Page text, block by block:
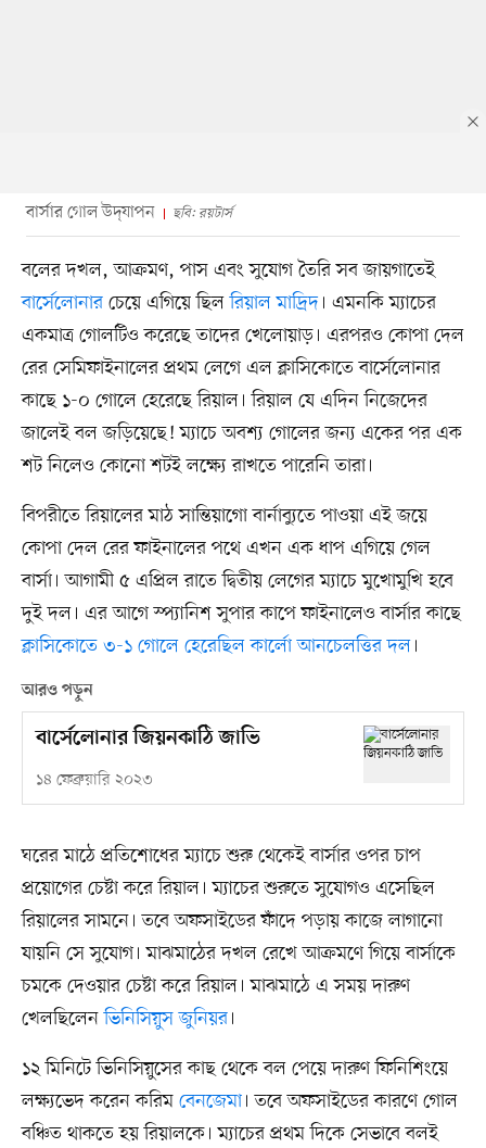
বার্সার গোল উদ্‌যাপন ছবি: রয়টার্স
বলের দখল, আক্রমণ, পাস এবং সুযোগ তৈরি সব জায়গাতেই
বার্সেলোনারচেয়ে এগিয়ে ছিলরিয়াল মাদ্রিদ। এমনকি ম্যাচের
একমাত্র গোলটিও করেছে তাদের খেলোয়াড়। এরপরও কোপা দেল
রের সেমিফাইনালের প্রথম লেগে এল ক্লাসিকোতে বার্সেলোনার
কাছে ১-০ গোলে হেরেছে রিয়াল। রিয়াল যে এদিন নিজেদের
জালেই বল জড়িয়েছে! ম্যাচে অবশ্য গোলের জন্য একের পর এক
শট নিলেও কোনো শটই লক্ষ্যে রাখতে পারেনি তারা।
বিপরীতে রিয়ালের মাঠ সান্তিয়াগো বার্নাব্যুতে পাওয়া এই জয়ে
কোপা দেল রের ফাইনালের পথে এখন এক ধাপ এগিয়ে গেল
বার্সা। আগামী ৫ এপ্রিল রাতে দ্বিতীয় লেগের ম্যাচে মুখোমুখি হবে
দুই দল। এর আগে স্প্যানিশ সুপার কাপে ফাইনালেও বার্সার কাছে
ক্লাসিকোতে ৩-১ গোলে হেরেছিল কার্লো আনচেলত্তির দল।
আরও পড়ুন
বার্সেলোনার জিয়নকাঠি জাভি
১৪ ফেব্রুয়ারি ২০২৩
ঘরের মাঠে প্রতিশোধের ম্যাচে শুরু থেকেই বার্সার ওপর চাপ
প্রয়োগের চেষ্টা করে রিয়াল। ম্যাচের শুরুতে সুযোগও এসেছিল
রিয়ালের সামনে। তবে অফসাইডের ফাঁদে পড়ায় কাজে লাগানো
যায়নি সে সুযোগ। মাঝমাঠের দখল রেখে আক্রমণে গিয়ে বার্সাকে
চমকে দেওয়ার চেষ্টা করে রিয়াল। মাঝমাঠে এ সময় দারুণ
খেলছিলেনভিনিসিয়ুস জুনিয়র।
১২ মিনিটে ভিনিসিয়ুসের কাছ থেকে বল পেয়ে দারুণ ফিনিশিংয়ে
লক্ষ্যভেদ করেন করিমবেনজেমা। তবে অফসাইডের কারণে গোল
বঞ্চিত থাকতে হয় রিয়ালকে। ম্যাচের প্রথম দিকে সেভাবে বলই